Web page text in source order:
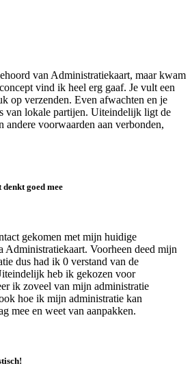
van Administratiekaart, maar kwam
vind ik heel erg gaaf. Je vult een
op verzenden. Even afwachten en je
van lokale partijen. Uiteindelijk ligt de
voorwaarden aan verbonden,
goed mee
gekomen met mijn huidige
Administratiekaart. Voorheen deed mijn
dus had ik 0 verstand van de
heb ik gekozen voor
ik zoveel van mijn administratie
hoe ik mijn administratie kan
mee en weet van aanpakken.